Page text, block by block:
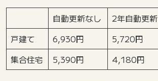
自動更新なし 2年自動更新
戸建て
6,930円 5,720円
集合住宅
5,390円 4,180円